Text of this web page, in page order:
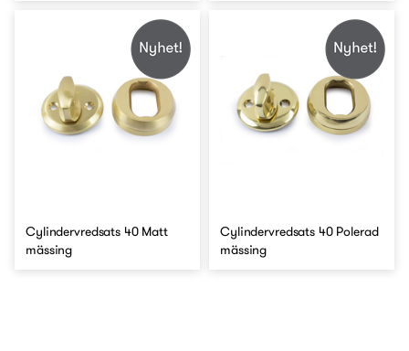
Cylindervredsats 40 Matt
mässing
Cylindervredsats 40 Polerad
mässing